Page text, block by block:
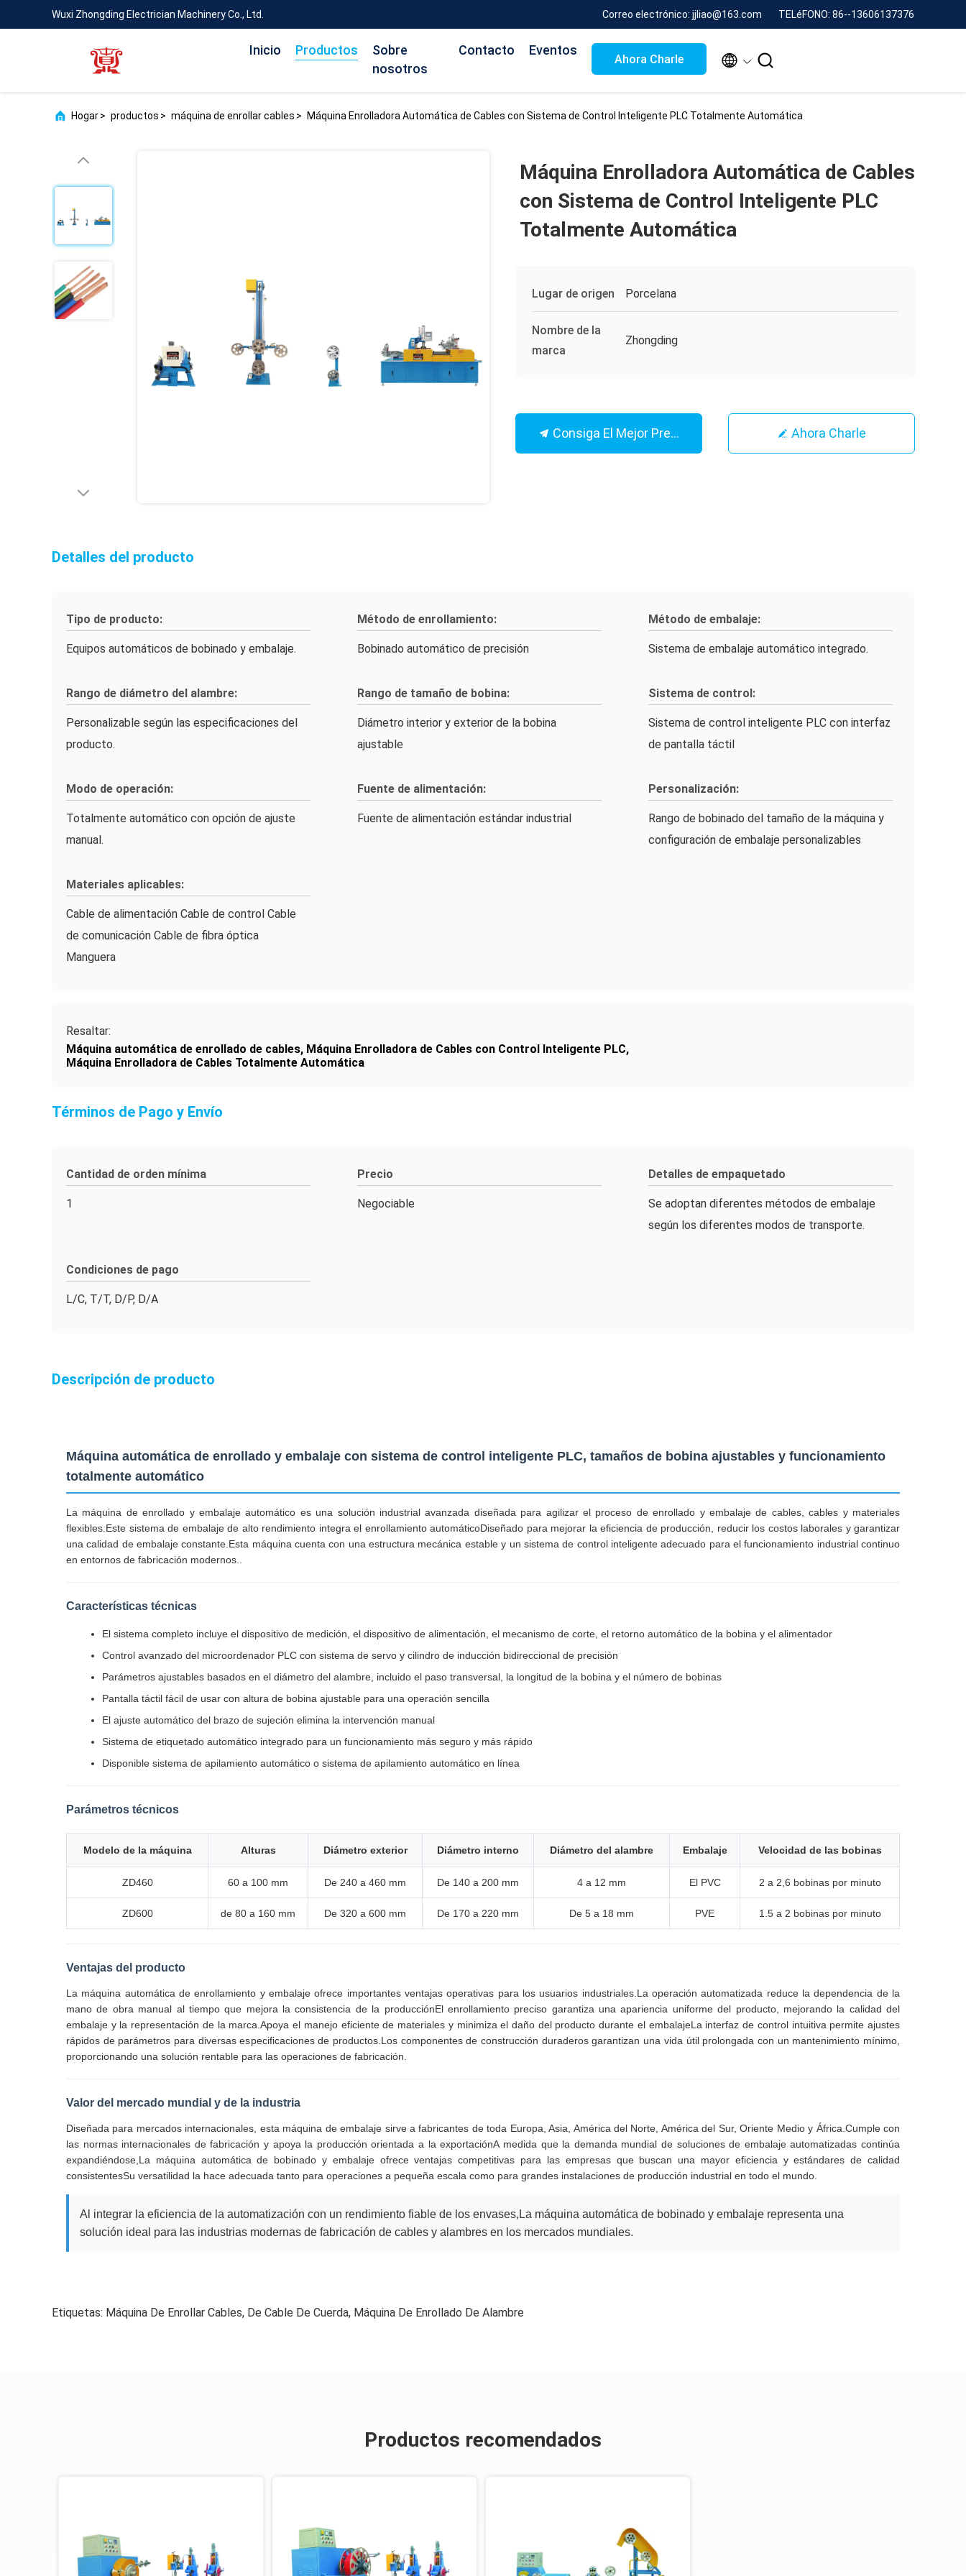
Wuxi Zhongding Electrician Machinery Co., Ltd. Correo electrónico: jjliao@163.com TELéFONO: 86--13606137376
Inicio Productos
Sobre
nosotros
Contacto Eventos
Ahora Charle  
Hogar> productos > máquina de enrollar cables > Máquina Enrolladora Automática de Cables con Sistema de Control Inteligente PLC Totalmente Automática
Máquina Enrolladora Automática de Cables
con Sistema de Control Inteligente PLC
Totalmente Automática
Lugar de origen Porcelana
Nombre de la
marca
Zhongding
Consiga El Mejor Precio Ahora Charle
Detalles del producto
Tipo de producto:
Equipos automáticos de bobinado y embalaje.
Método de enrollamiento:
Bobinado automático de precisión
Método de embalaje:
Sistema de embalaje automático integrado.
Rango de diámetro del alambre:
Personalizable según las especificaciones del
producto.
Rango de tamaño de bobina:
Diámetro interior y exterior de la bobina
ajustable
Sistema de control:
Sistema de control inteligente PLC con interfaz
de pantalla táctil
Modo de operación:
Totalmente automático con opción de ajuste
manual.
Fuente de alimentación:
Fuente de alimentación estándar industrial
Personalización:
Rango de bobinado del tamaño de la máquina y
configuración de embalaje personalizables
Materiales aplicables:
Cable de alimentación Cable de control Cable
de comunicación Cable de fibra óptica
Manguera
Resaltar:
Máquina automática de enrollado de cables, Máquina Enrolladora de Cables con Control Inteligente PLC,
Máquina Enrolladora de Cables Totalmente Automática
Términos de Pago y Envío
Cantidad de orden mínima
1
Precio
Negociable
Detalles de empaquetado
Se adoptan diferentes métodos de embalaje
según los diferentes modos de transporte.
Condiciones de pago
L/C, T/T, D/P, D/A
Descripción de producto
Máquina automática de enrollado y embalaje con sistema de control inteligente PLC, tamaños de bobina ajustables y funcionamiento
totalmente automático
La máquina de enrollado y embalaje automático es una solución industrial avanzada diseñada para agilizar el proceso de enrollado y embalaje de cables, cables y materiales
flexibles.Este sistema de embalaje de alto rendimiento integra el enrollamiento automáticoDiseñado para mejorar la eficiencia de producción, reducir los costos laborales y garantizar
una calidad de embalaje constante.Esta máquina cuenta con una estructura mecánica estable y un sistema de control inteligente adecuado para el funcionamiento industrial continuo
en entornos de fabricación modernos..
Características técnicas
El sistema completo incluye el dispositivo de medición, el dispositivo de alimentación, el mecanismo de corte, el retorno automático de la bobina y el alimentador
Control avanzado del microordenador PLC con sistema de servo y cilindro de inducción bidireccional de precisión
Parámetros ajustables basados en el diámetro del alambre, incluido el paso transversal, la longitud de la bobina y el número de bobinas
Pantalla táctil fácil de usar con altura de bobina ajustable para una operación sencilla
El ajuste automático del brazo de sujeción elimina la intervención manual
Sistema de etiquetado automático integrado para un funcionamiento más seguro y más rápido
Disponible sistema de apilamiento automático o sistema de apilamiento automático en línea
Parámetros técnicos
Modelo de la máquina Alturas Diámetro exterior Diámetro interno Diámetro del alambre Embalaje Velocidad de las bobinas
ZD460 60 a 100 mm De 240 a 460 mm De 140 a 200 mm 4 a 12 mm El PVC 2 a 2,6 bobinas por minuto
ZD600 de 80 a 160 mm De 320 a 600 mm De 170 a 220 mm De 5 a 18 mm PVE 1.5 a 2 bobinas por minuto
Ventajas del producto
La máquina automática de enrollamiento y embalaje ofrece importantes ventajas operativas para los usuarios industriales.La operación automatizada reduce la dependencia de la
mano de obra manual al tiempo que mejora la consistencia de la producciónEl enrollamiento preciso garantiza una apariencia uniforme del producto, mejorando la calidad del
embalaje y la representación de la marca.Apoya el manejo eficiente de materiales y minimiza el daño del producto durante el embalajeLa interfaz de control intuitiva permite ajustes
rápidos de parámetros para diversas especificaciones de productos.Los componentes de construcción duraderos garantizan una vida útil prolongada con un mantenimiento mínimo,
proporcionando una solución rentable para las operaciones de fabricación.
Valor del mercado mundial y de la industria
Diseñada para mercados internacionales, esta máquina de embalaje sirve a fabricantes de toda Europa, Asia, América del Norte, América del Sur, Oriente Medio y África.Cumple con
las normas internacionales de fabricación y apoya la producción orientada a la exportaciónA medida que la demanda mundial de soluciones de embalaje automatizadas continúa
expandiéndose,La máquina automática de bobinado y embalaje ofrece ventajas competitivas para las empresas que buscan una mayor eficiencia y estándares de calidad
consistentesSu versatilidad la hace adecuada tanto para operaciones a pequeña escala como para grandes instalaciones de producción industrial en todo el mundo.
Al integrar la eficiencia de la automatización con un rendimiento fiable de los envases,La máquina automática de bobinado y embalaje representa una
solución ideal para las industrias modernas de fabricación de cables y alambres en los mercados mundiales.
Etiquetas: Máquina De Enrollar Cables, De Cable De Cuerda, Máquina De Enrollado De Alambre
Productos recomendados